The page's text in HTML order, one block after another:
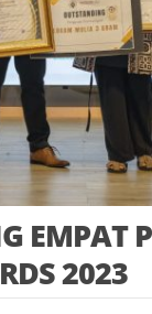
EMPAT
2023